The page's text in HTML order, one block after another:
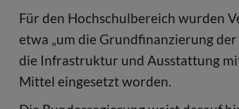
Für den Hochschulbereich wurden
etwa „um die Grundfinanzierung
die Infrastruktur und Ausstattung
Mittel eingesetzt worden.